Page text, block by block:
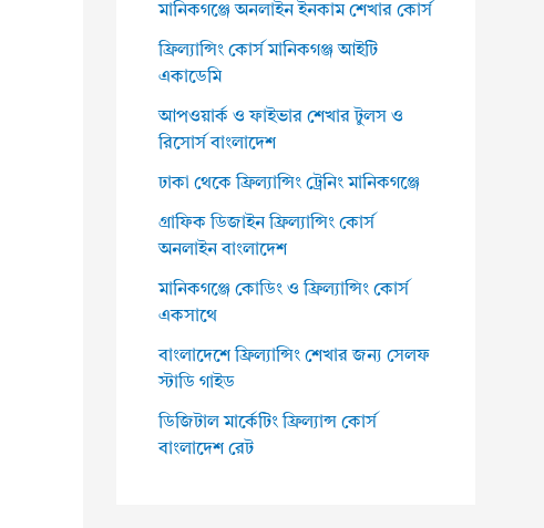
মানিকগঞ্জে অনলাইন ইনকাম শেখার কোর্স
ফ্রিল্যান্সিং কোর্স মানিকগঞ্জ আইটি
একাডেমি
আপওয়ার্ক ও ফাইভার শেখার টুলস ও
রিসোর্স বাংলাদেশ
ঢাকা থেকে ফ্রিল্যান্সিং ট্রেনিং মানিকগঞ্জে
গ্রাফিক ডিজাইন ফ্রিল্যান্সিং কোর্স
অনলাইন বাংলাদেশ
মানিকগঞ্জে কোডিং ও ফ্রিল্যান্সিং কোর্স
একসাথে
বাংলাদেশে ফ্রিল্যান্সিং শেখার জন্য সেলফ
স্টাডি গাইড
ডিজিটাল মার্কেটিং ফ্রিল্যান্স কোর্স
বাংলাদেশ রেট